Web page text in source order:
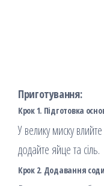
Приготування:
Крок 1. Підготовка
У велику миску
додайте яйце та сіль.
Крок 2. Додавання соди